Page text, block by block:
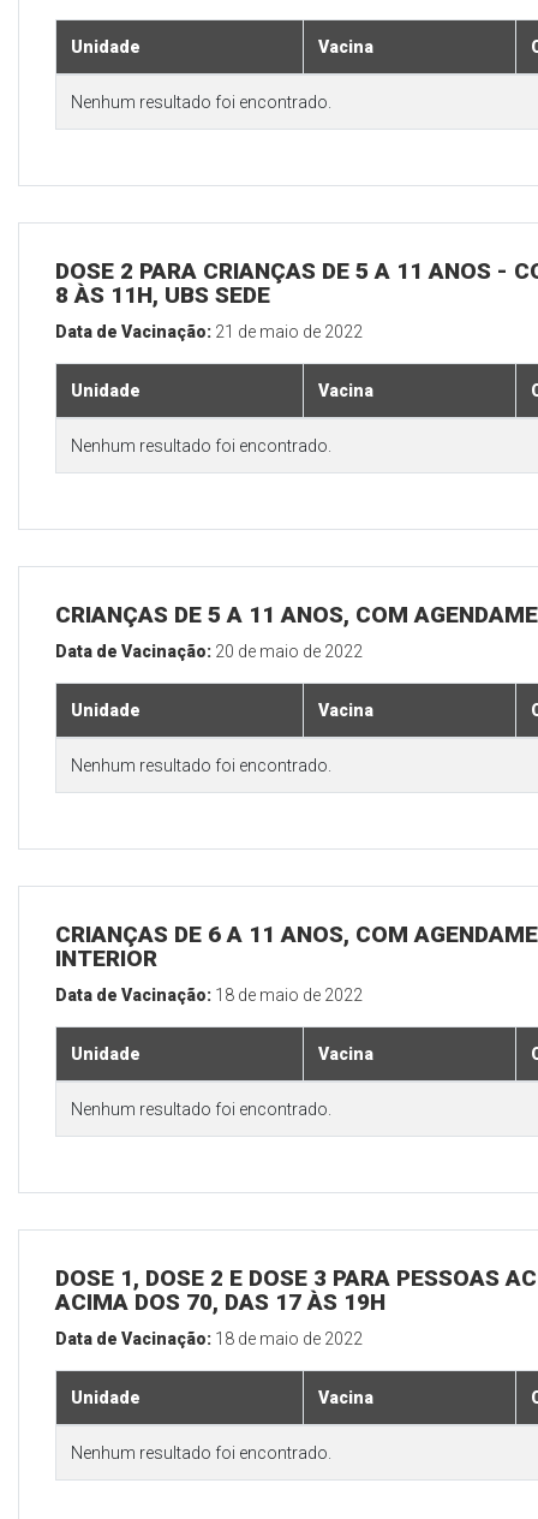
Unidade Vacina
Nenhum resultado foi encontrado.
DOSE 2 PARA CRIANÇAS DE 5 A 11 ANOS -
8 ÀS 11H, UBS SEDE
Data de Vacinação: 21 de maio de 2022
Unidade Vacina
Nenhum resultado foi encontrado.
CRIANÇAS DE 5 A 11 ANOS, COM
Data de Vacinação: 20 de maio de 2022
Unidade Vacina
Nenhum resultado foi encontrado.
CRIANÇAS DE 6 A 11 ANOS, COM
INTERIOR
Data de Vacinação: 18 de maio de 2022
Unidade Vacina
Nenhum resultado foi encontrado.
DOSE 1, DOSE 2 E DOSE 3 PARA PESSOAS
ACIMA DOS 70, DAS 17 ÀS 19H
Data de Vacinação: 18 de maio de 2022
Unidade Vacina
Nenhum resultado foi encontrado.